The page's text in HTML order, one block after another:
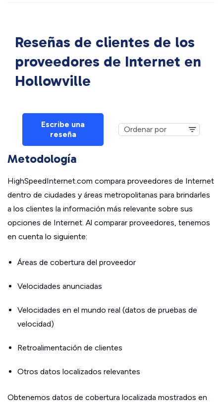
Reseñas de clientes de los
proveedores de Internet en
Hollowville
Escribe una
reseña
Metodología
HighSpeedInternet.com compara proveedores de Internet
dentro de ciudades y áreas metropolitanas para brindarles
a los clientes la información más relevante sobre sus
opciones de Internet. Al comparar proveedores, tenemos
en cuenta lo siguiente:
Áreas de cobertura del proveedor
Velocidades anunciadas
Velocidades en el mundo real (datos de pruebas de
velocidad)
Retroalimentación de clientes
Otros datos localizados relevantes
Obtenemos datos de cobertura localizada mostrados en